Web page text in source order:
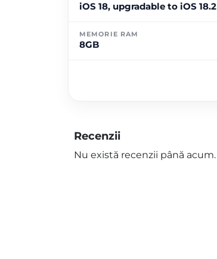
iOS 18, upgradable to iOS 18.2
MEMORIE RAM
8GB
Recenzii
Nu există recenzii până acum.